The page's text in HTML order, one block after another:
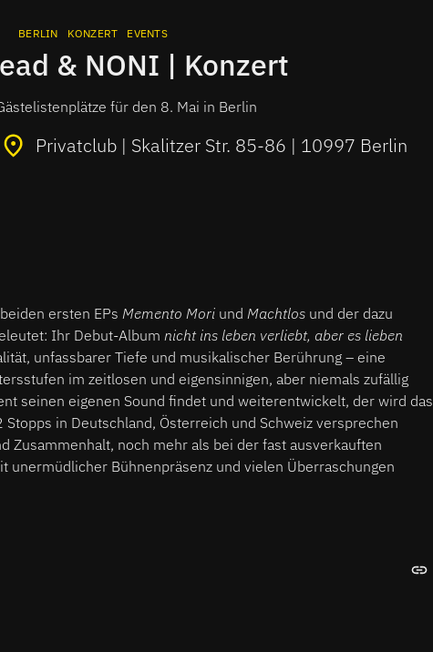
BERLIN KONZERT EVENTS
& NONI | Konzert
für den 8. Mai in Berlin
Privatclub | Skalitzer Str. 85-86 | 10997 Berlin
ersten EPs Memento Mori und Machtlos und der dazu
Ihr Debut-Album nicht ins leben verliebt, aber es lieben
unfassbarer Tiefe und musikalischer Berührung – eine
im zeitlosen und eigensinnigen, aber niemals zufällig
seinen eigenen Sound findet und weiterentwickelt, der wird das
in Deutschland, Österreich und Schweiz versprechen
Zusammenhalt, noch mehr als bei der fast ausverkauften
unermüdlicher Bühnenpräsenz und vielen Überraschungen